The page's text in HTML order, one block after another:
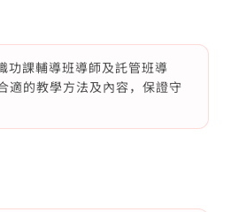
功課輔導班導師及託管班導
的教學方法及內容，保證守